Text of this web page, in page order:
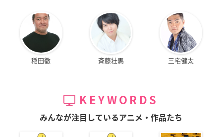
稲田徹 斉藤壮馬 三宅健太
KEYWORDS
みんなが注目しているアニメ・作品たち